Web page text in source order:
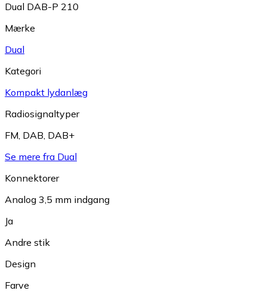
Dual DAB-P 210
Mærke
Dual
Kategori
Kompakt lydanlæg
Radiosignaltyper
FM, DAB, DAB+
Se mere fra Dual
Konnektorer
Analog 3,5 mm indgang
Ja
Andre stik
Design
Farve